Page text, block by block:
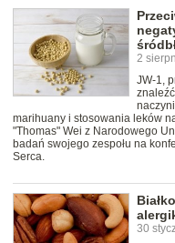
2
JW-1,
marihuany i stosowania leków
"Thomas" Wei z Narodowego
badań swojego zespołu na
Serca.
30